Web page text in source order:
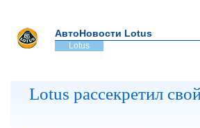
АвтоНовости Lotus
Lotus
Lotus рассекретил